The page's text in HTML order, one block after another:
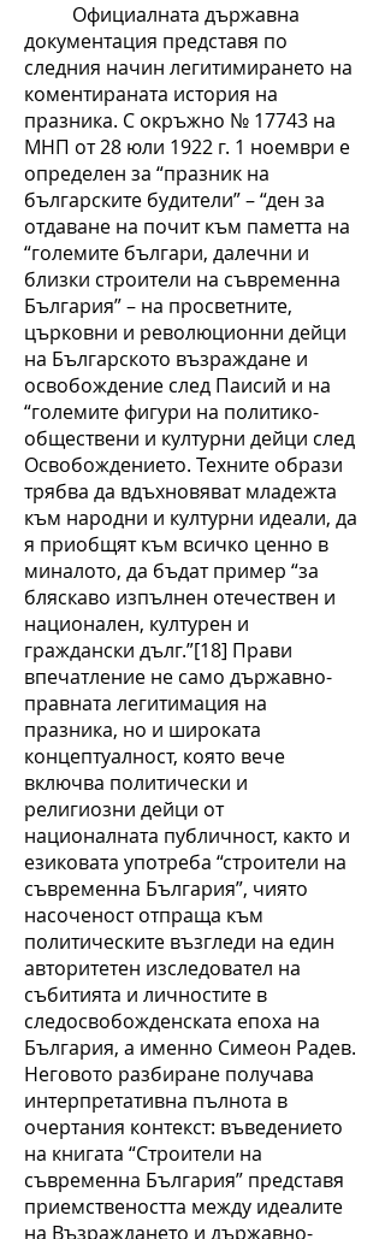
Официалната държавна
документация представя по
следния начин легитимирането на
коментираната история на
празника. С окръжно № 17743 на
МНП от 28 юли 1922 г. 1 ноември е
определен за “празник на
българските будители” – “ден за
отдаване на почит към паметта на
“големите българи, далечни и
близки строители на съвременна
България” – на просветните,
църковни и революционни дейци
на Българското възраждане и
освобождение след Паисий и на
“големите фигури на политико-
обществени и културни дейци след
Освобождението. Техните образи
трябва да вдъхновяват младежта
към народни и културни идеали, да
я приобщят към всичко ценно в
миналото, да бъдат пример “за
бляскаво изпълнен отечествен и
национален, културен и
граждански дълг.”[18] Прави
впечатление не само държавно-
правната легитимация на
празника, но и широката
концептуалност, която вече
включва политически и
религиозни дейци от
националната публичност, както и
езиковата употреба “строители на
съвременна България”, чиято
насоченост отпраща към
политическите възгледи на един
авторитетен изследовател на
събитията и личностите в
следосвобожденската епоха на
България, а именно Симеон Радев.
Неговото разбиране получава
интерпретативна пълнота в
очертания контекст: въведението
на книгата “Строители на
съвременна България” представя
приемствеността между идеалите
на Възраждането и държавно-